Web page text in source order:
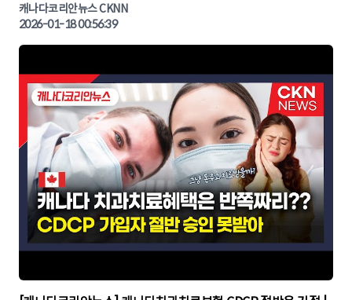
CKNNEWS, 캐나다코리안뉴스
캐나다코리안뉴스 CKNN
2026-01-18 00:56:39